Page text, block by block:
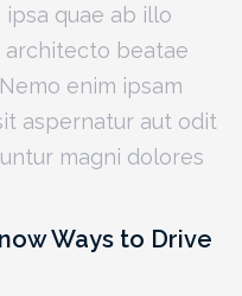
quae ab illo
architecto beatae
enim ipsam
aspernatur aut odit
magni dolores
Ways to Drive